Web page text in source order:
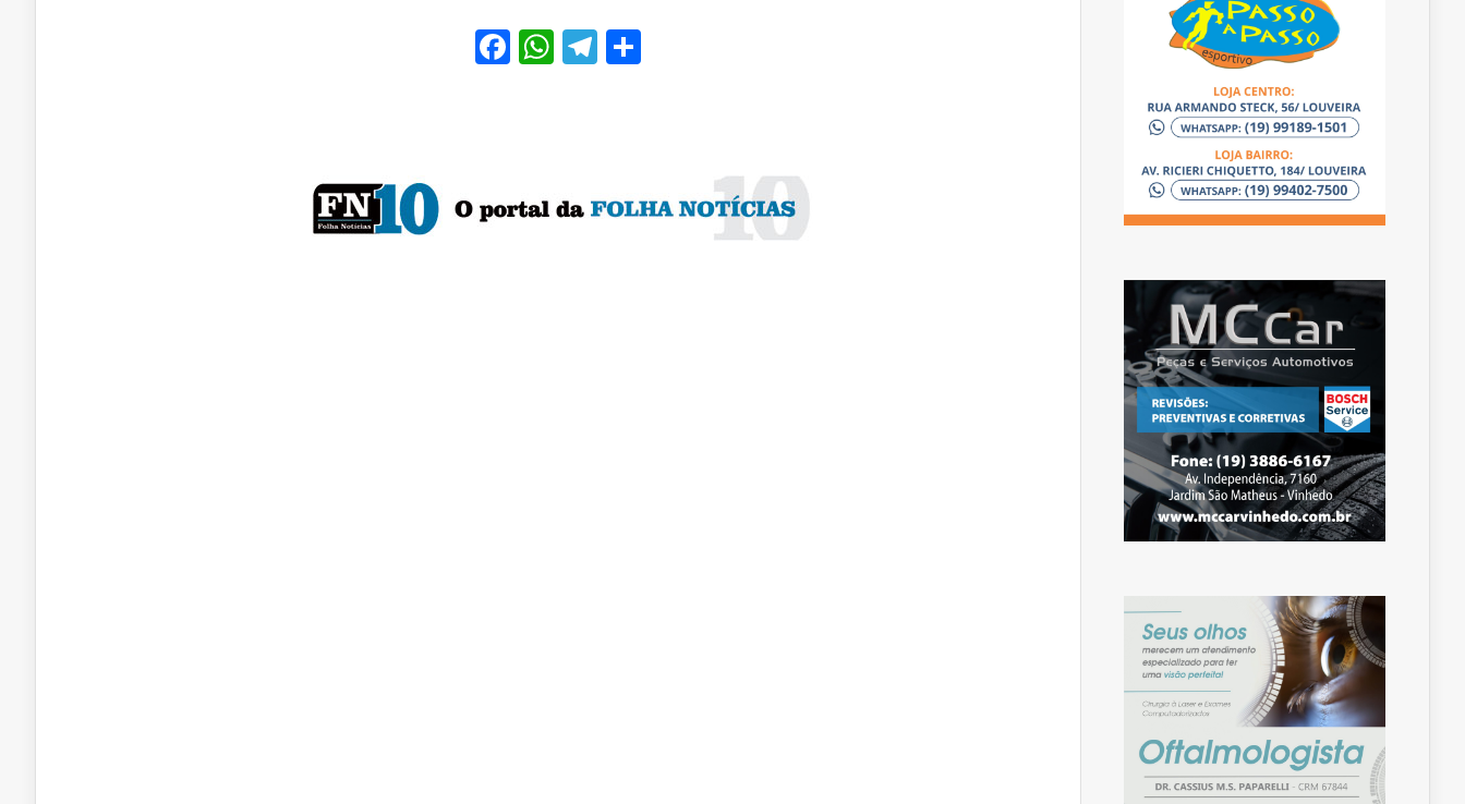
Facebook
WhatsApp
Telegram